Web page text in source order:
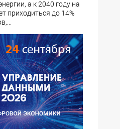
а к 2040 году на
приходиться до 14%